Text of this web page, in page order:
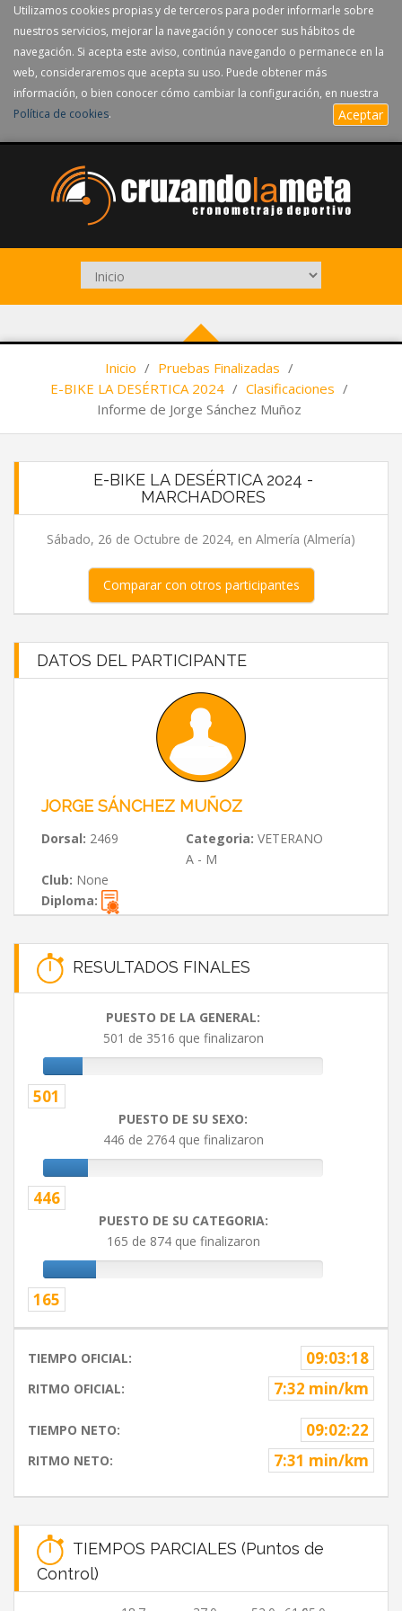
Utilizamos cookies propias y de terceros para poder informarle sobre
nuestros servicios, mejorar la navegación y conocer sus hábitos de
navegación. Si acepta este aviso, continúa navegando o permanece en la
web, consideraremos que acepta su uso. Puede obtener más
información, o bien conocer cómo cambiar la configuración, en nuestra
Política de cookies. Aceptar
Inicio / Pruebas Finalizadas /
E-BIKE LA DESÉRTICA 2024 / Clasificaciones /
Informe de Jorge Sánchez Muñoz
E-BIKE LA DESÉRTICA 2024 -
MARCHADORES
Sábado, 26 de Octubre de 2024, en Almería (Almería)
Comparar con otros participantes
DATOS DEL PARTICIPANTE
JORGE SÁNCHEZ MUÑOZ
Dorsal: 2469 Categoria: VETERANO
A - M
Club: None
Diploma:
RESULTADOS FINALES
PUESTO DE LA GENERAL:
501 de 3516 que finalizaron
501
PUESTO DE SU SEXO:
446 de 2764 que finalizaron
446
PUESTO DE SU CATEGORIA:
165 de 874 que finalizaron
165
TIEMPO OFICIAL: 09:03:18
RITMO OFICIAL: 7:32 min/km
TIEMPO NETO: 09:02:22
RITMO NETO: 7:31 min/km
TIEMPOS PARCIALES (Puntos de
Control)